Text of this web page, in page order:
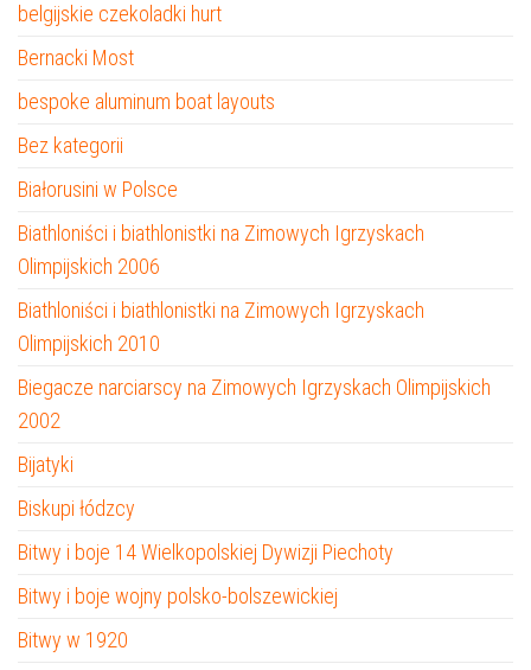
belgijskie czekoladki hurt
Bernacki Most
bespoke aluminum boat layouts
Bez kategorii
Białorusini w Polsce
Biathloniści i biathlonistki na Zimowych Igrzyskach
Olimpijskich 2006
Biathloniści i biathlonistki na Zimowych Igrzyskach
Olimpijskich 2010
Biegacze narciarscy na Zimowych Igrzyskach Olimpijskich
2002
Bijatyki
Biskupi łódzcy
Bitwy i boje 14 Wielkopolskiej Dywizji Piechoty
Bitwy i boje wojny polsko-bolszewickiej
Bitwy w 1920